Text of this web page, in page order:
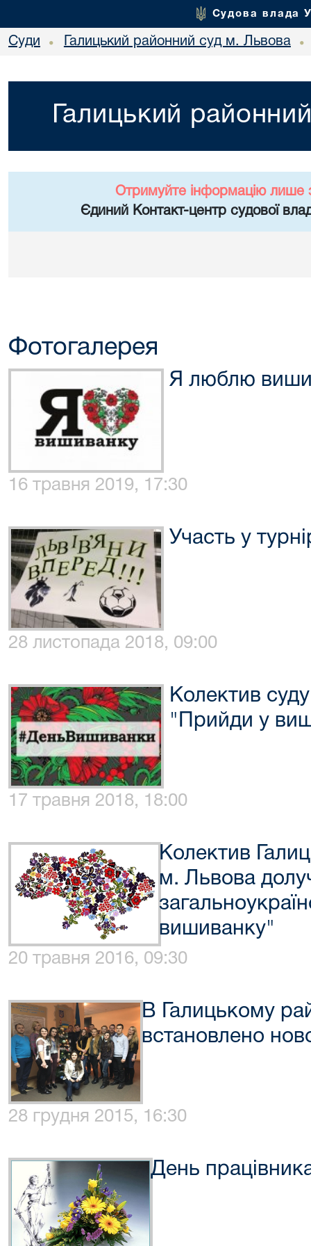
Судова влада
Суди • Галицький районний суд м. Львова •
Галицький
Отримуйте інформацію лише
Єдиний Контакт-центр судової
Фотогалерея
Я люблю
16 травня 2019, 17:30
Участь у
28 листопада 2018, 09:00
Колектив
"Прийди у
17 травня 2018, 18:00
Колектив
м. Львова
вишиванку"
20 травня 2016, 09:30
В Галицькому
встановлено
28 грудня 2015, 16:30
День